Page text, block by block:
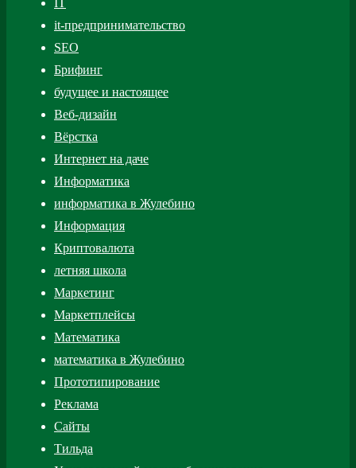
it-предпринимательство
SEO
Брифинг
будущее и настоящее
Веб-дизайн
Вёрстка
Интернет на даче
Информатика
информатика в Жулебино
Информация
Криптовалюта
летняя школа
Маркетинг
Маркетплейсы
Математика
математика в Жулебино
Прототипирование
Реклама
Сайты
Тильда